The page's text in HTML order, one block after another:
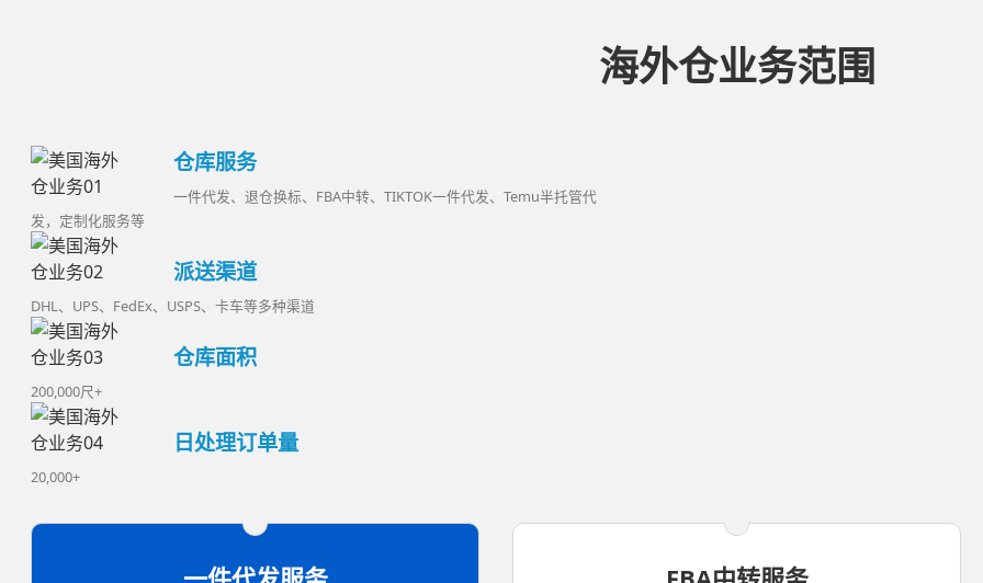
海外仓业务范围
仓库服务
一件代发、退仓换标、FBA中转、TIKTOK一件代发、Temu半托管代
发，定制化服务等
派送渠道
DHL、UPS、FedEx、USPS、卡车等多种渠道
仓库面积
200,000尺+
日处理订单量
20,000+